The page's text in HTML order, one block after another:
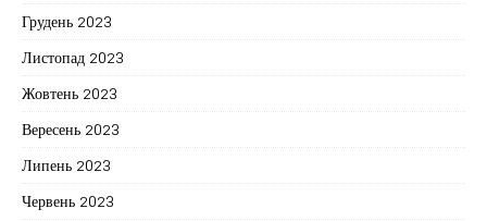
Грудень 2023
Листопад 2023
Жовтень 2023
Вересень 2023
Липень 2023
Червень 2023